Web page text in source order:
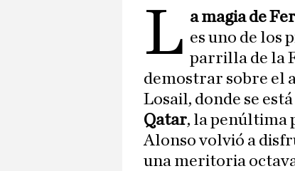
L a magia de
es uno de los
parrilla de la
demostrar sobre el
Losail, donde se
Qatar, la penúltima
Alonso volvió a
una meritoria